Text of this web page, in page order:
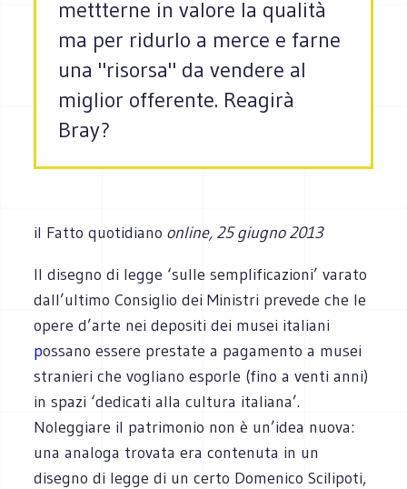
mettterne in valore la qualità
ma per ridurlo a merce e farne
una "risorsa" da vendere al
miglior offerente. Reagirà
Bray?
il Fatto quotidiano online, 25 giugno 2013
Il disegno di legge ‘sulle semplificazioni’ varato
dall’ultimo Consiglio dei Ministri prevede che le
opere d’arte nei depositi dei musei italiani
possano essere prestate a pagamento a musei
stranieri che vogliano esporle (fino a venti anni)
in spazi ‘dedicati alla cultura italiana’.
Noleggiare il patrimonio non è un’idea nuova:
una analoga trovata era contenuta in un
disegno di legge di un certo Domenico Scilipoti,